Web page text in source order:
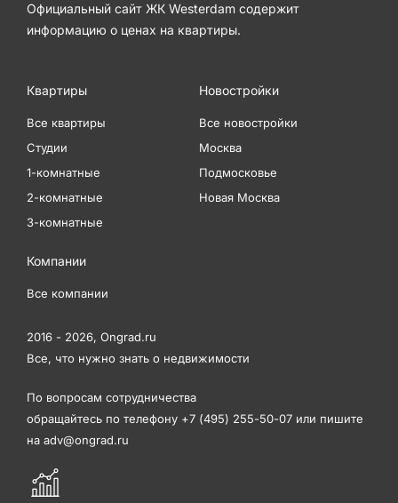
Официальный сайт ЖК Westerdam содержит
информацию о ценах на квартиры.
Квартиры
Все квартиры
Студии
1-комнатные
2-комнатные
3-комнатные
Новостройки
Все новостройки
Москва
Подмосковье
Новая Москва
Компании
Все компании
2016 - 2026, Ongrad.ru
Все, что нужно знать о недвижимости
По вопросам сотрудничества
обращайтесь по телефону +7 (495) 255-50-07 или пишите
на adv@ongrad.ru